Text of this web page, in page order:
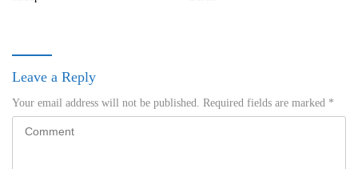
Leave a Reply
Your email address will not be published. Required fields are marked *